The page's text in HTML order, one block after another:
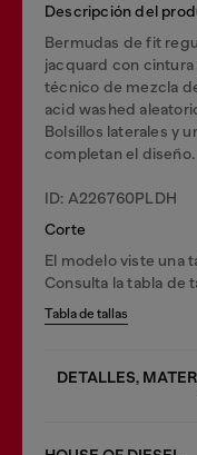
Descripción del
Bermudas de fit
jacquard con
técnico de mezcla
acid washed
Bolsillos laterales y
completan el diseño.
ID: A226760PLDH
Corte
El modelo viste una
Consulta la tabla de
Tabla de tallas
DETALLES,